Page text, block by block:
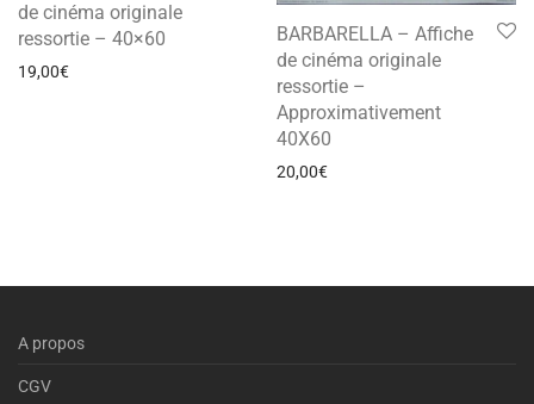
de cinéma originale
ressortie – 40×60
19,00€
BARBARELLA – Affiche
de cinéma originale
ressortie –
Approximativement
40X60
20,00€
A propos
CGV